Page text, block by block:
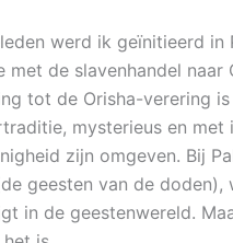
werd ik geïnitieerd in
met de slavenhandel naar
tot de Orisha-verering
mysterieus en met
zijn omgeven. Bij
geesten van de
in de geestenwereld.